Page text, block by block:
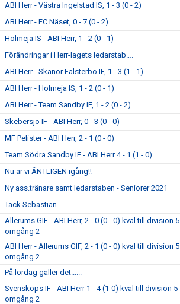
ABI Herr - Västra Ingelstad IS, 1 - 3 (0 - 2)
ABI Herr - FC Näset, 0 - 7 (0 - 2)
Holmeja IS - ABI Herr, 1 - 2 (0 - 1)
Förändringar i Herr-lagets ledarstab….
ABI Herr - Skanör Falsterbo IF, 1 - 3 (1 - 1)
ABI Herr - Holmeja IS, 1 - 2 (0 - 1)
ABI Herr - Team Sandby IF, 1 - 2 (0 - 2)
Skebersjö IF - ABI Herr, 0 - 3 (0 - 0)
MF Pelister - ABI Herr, 2 - 1 (0 - 0)
Team Södra Sandby IF - ABI Herr 4 - 1 (1 - 0)
Nu är vi ÄNTLIGEN igång!!
Ny ass.tränare samt ledarstaben - Seniorer 2021
Tack Sebastian
Allerums GIF - ABI Herr, 2 - 0 (0 - 0) kval till division 5
omgång 2
ABI Herr - Allerums GIF, 2 - 1 (0 - 0) kval till division 5
omgång 2
På lördag gäller det......
Svensköps IF - ABI Herr 1 - 4 (1-0) kval till division 5
omgång 2